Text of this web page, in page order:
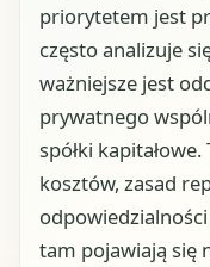
priorytetem jest
często analizuje
ważniejsze jest
prywatnego
spółki
kosztów, zasad
odpowiedzialności
tam pojawiają się